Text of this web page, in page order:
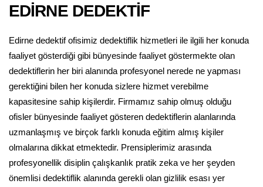
EDİRNE DEDEKTİF
Edirne dedektif ofisimiz dedektiflik hizmetleri ile ilgili her konuda
faaliyet gösterdiği gibi bünyesinde faaliyet göstermekte olan
dedektiflerin her biri alanında profesyonel nerede ne yapması
gerektiğini bilen her konuda sizlere hizmet verebilme
kapasitesine sahip kişilerdir. Firmamız sahip olmuş olduğu
ofisler bünyesinde faaliyet gösteren dedektiflerin alanlarında
uzmanlaşmış ve birçok farklı konuda eğitim almış kişiler
olmalarına dikkat etmektedir. Prensiplerimiz arasında
profesyonellik disiplin çalışkanlık pratik zeka ve her şeyden
önemlisi dedektiflik alanında gerekli olan gizlilik esası yer